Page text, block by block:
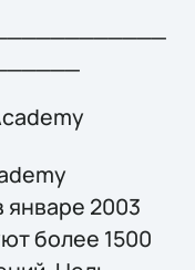
январе 2003
более 1500